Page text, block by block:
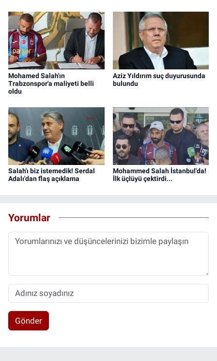
Mohamed Salah'ın
Trabzonspor'a maliyeti belli
oldu
Aziz Yıldırım suç duyurusunda
bulundu
Salah'ı biz istemedik! Serdal
Adalı'dan flaş açıklama
Mohammed Salah İstanbul'da!
İlk üçlüyü çektirdi...
Yorumlar
Gönder